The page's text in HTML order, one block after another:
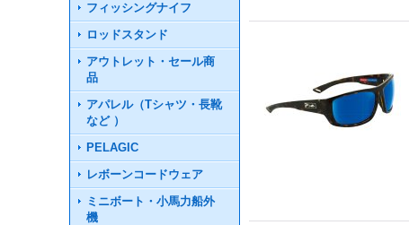
フィッシングナイフ
ロッドスタンド
アウトレット・セール商
品
アパレル（Tシャツ・長靴
など ）
PELAGIC
レボーンコードウェア
ミニボート・小馬力船外
機